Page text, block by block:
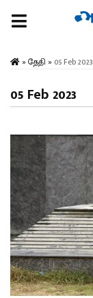
» தேதி » 05 Feb 2023
05 Feb 2023